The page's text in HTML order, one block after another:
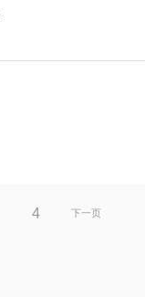
4 下一页